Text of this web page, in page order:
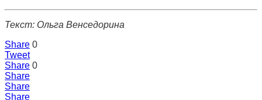
Текст: Ольга Венседорина
Share 0
Tweet
Share 0
Share
Share
Share